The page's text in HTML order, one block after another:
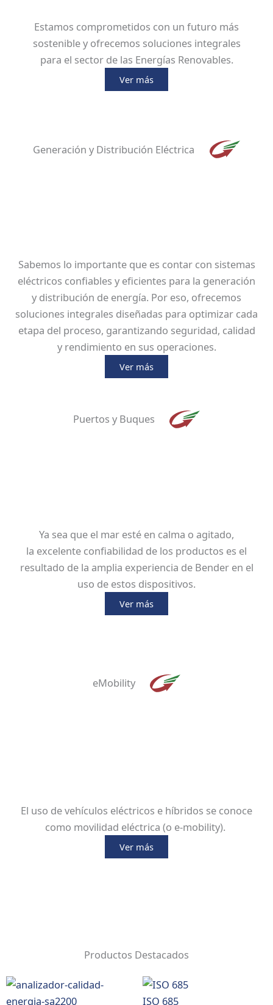
Estamos comprometidos con un futuro más
sostenible y ofrecemos soluciones integrales
para el sector de las Energías Renovables.
Ver más
Generación y Distribución Eléctrica
Sabemos lo importante que es contar con sistemas
eléctricos confiables y eficientes para la generación
y distribución de energía. Por eso, ofrecemos
soluciones integrales diseñadas para optimizar cada
etapa del proceso, garantizando seguridad, calidad
y rendimiento en sus operaciones.
Ver más
Puertos y Buques
Ya sea que el mar esté en calma o agitado,
la excelente confiabilidad de los productos es el
resultado de la amplia experiencia de Bender en el
uso de estos dispositivos.
Ver más
eMobility
El uso de vehículos eléctricos e híbridos se conoce
como movilidad eléctrica (o e-mobility).
Ver más
Productos Destacados
ISO 685